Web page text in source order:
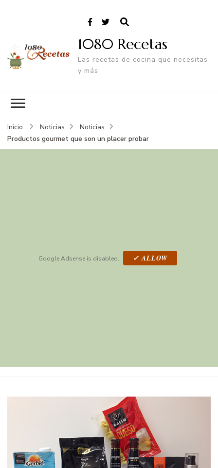
1080 Recetas
Las recetas de cocina que necesitas
y más
Inicio Noticias
Noticias
Productos gourmet que son un placer probar
Google Adsense is disabled. ✓ ALLOW